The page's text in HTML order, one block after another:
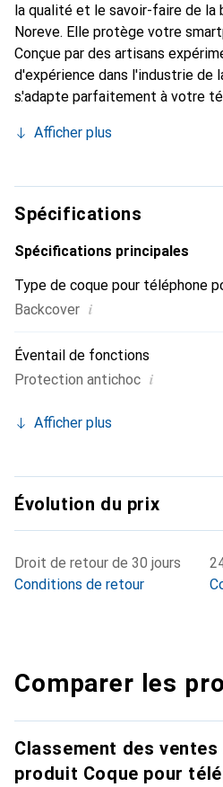
la qualité et le savoir-faire de la
Noreve. Elle protège votre
Conçue par des artisans
d'expérience dans l'industrie de
s'adapte parfaitement à votre
Elle devient un accessoire chic
produits de haute qualité, la
fiable pour une clientèle
Afficher plus
Spécifications
Spécifications principales
Type de coque pour téléphone
Backcover i
Éventail de fonctions
Protection antichoc i
Afficher plus
Évolution du prix
Droit de retour de 30 jours
Conditions de retour
Comparer les
Classement des
produit Coque pour